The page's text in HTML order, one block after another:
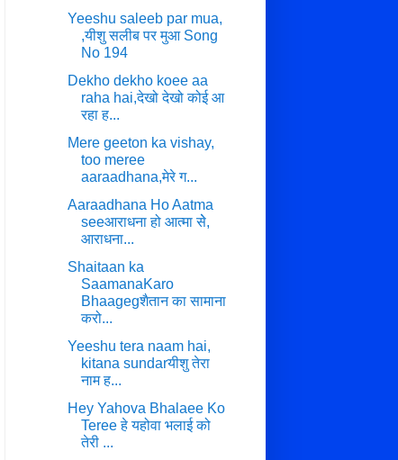
Yeeshu saleeb par mua,
,यीशु सलीब पर मुआ Song
No 194
Dekho dekho koee aa
raha hai,देखो देखो कोई आ
रहा ह...
Mere geeton ka vishay,
too meree
aaraadhana,मेरे ग...
Aaraadhana Ho Aatma
seeआराधना हो आत्मा सेे,
आराधना...
Shaitaan ka
SaamanaKaro
Bhaagegशैतान का सामाना
करो...
Yeeshu tera naam hai,
kitana sundarयीशु तेरा
नाम ह...
Hey Yahova Bhalaee Ko
Teree हे यहोवा भलाई को
तेरी ...